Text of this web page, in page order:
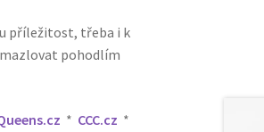
příležitost, třeba i k
pohodlím
* CCC.cz *